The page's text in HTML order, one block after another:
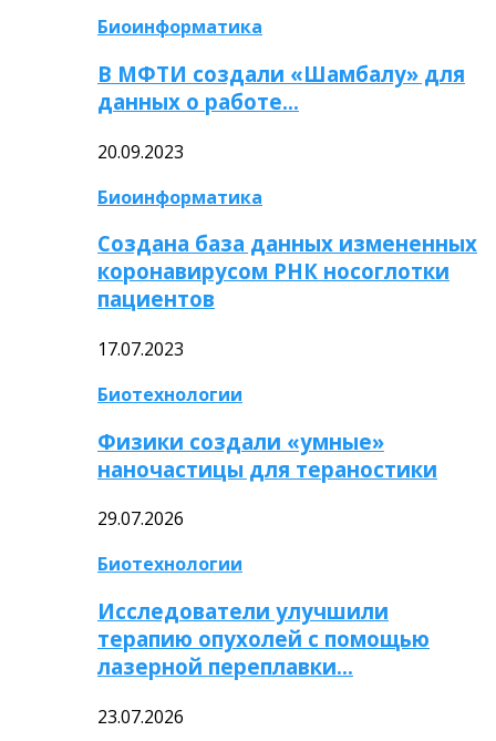
Биоинформатика
В МФТИ создали «Шамбалу» для
данных о работе…
20.09.2023
Биоинформатика
Создана база данных измененных
коронавирусом РНК носоглотки
пациентов
17.07.2023
Биотехнологии
Физики создали «умные»
наночастицы для тераностики
29.07.2026
Биотехнологии
Исследователи улучшили
терапию опухолей с помощью
лазерной переплавки…
23.07.2026